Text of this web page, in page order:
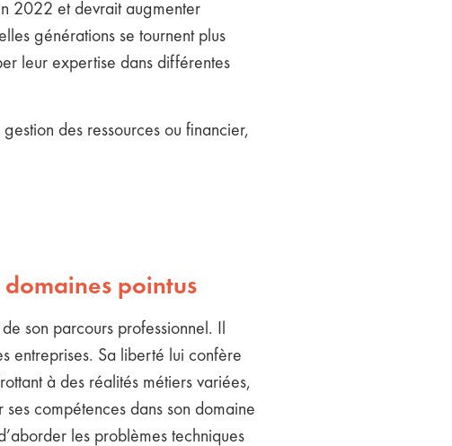
2022 et devrait augmenter
générations se tournent plus
leur expertise dans différentes
des ressources ou financier,
pointus
son parcours professionnel. Il
entreprises. Sa liberté lui confère
à des réalités métiers variées,
compétences dans son domaine
les problèmes techniques